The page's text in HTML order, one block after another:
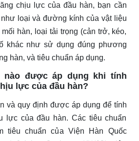
chịu lực của đầu hàn, bạn cần
loại và đường kính của vật liệu
hàn, loại tải trọng (cản trở, kéo,
khác như sử dụng đúng phương
hàn, và tiêu chuẩn áp dụng.
nào được áp dụng khi tính
lực của đầu hàn?
và quy định được áp dụng để tính
lực của đầu hàn. Các tiêu chuẩn
tiêu chuẩn của Viện Hàn Quốc